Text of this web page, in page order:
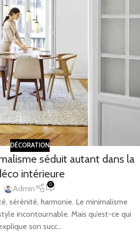
DÉCORATION
séduit autant dans la
intérieure
Admin 0
sérénité, harmonie. Le minimalisme
incontournable. Mais qu’est-ce qui
son succ...